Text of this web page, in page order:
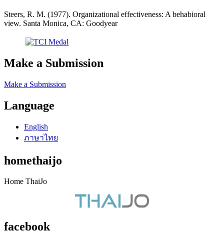
Steers, R. M. (1977). Organizational effectiveness: A behabioral
view. Santa Monica, CA: Goodyear
Make a Submission
Make a Submission
Language
English
ภาษาไทย
homethaijo
Home ThaiJo
facebook